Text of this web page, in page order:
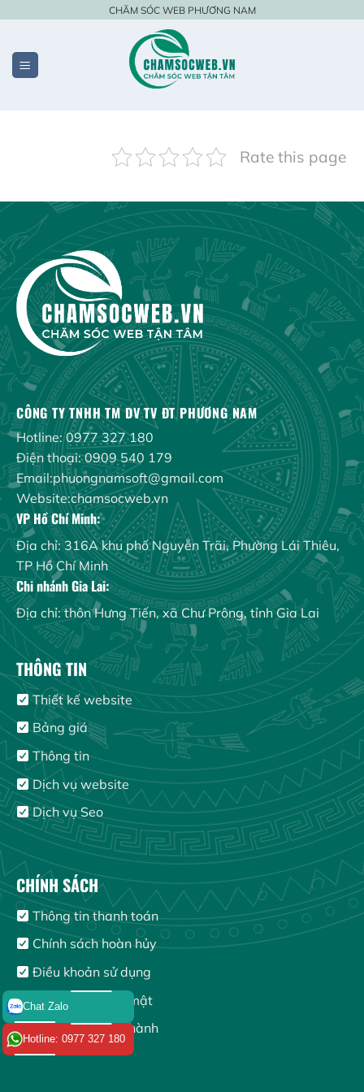
nội
dung
CHĂM SÓC WEB PHƯƠNG NAM
Rate this page
CÔNG TY TNHH TM DV TV ĐT PHƯƠNG NAM
Hotline: 0977 327 180
Điện thoại: 0909 540 179
Email:phuongnamsoft@gmail.com
Website:chamsocweb.vn
VP Hồ Chí Minh:
Địa chỉ: 316A khu phố Nguyễn Trãi, Phường Lái Thiêu,
TP Hồ Chí Minh
Chi nhánh Gia Lai:
Địa chỉ: thôn Hưng Tiến, xã Chư Prông, tỉnh Gia Lai
THÔNG TIN
Thiết kế website
Bảng giá
Thông tin
Dịch vụ website
Dịch vụ Seo
CHÍNH SÁCH
Thông tin thanh toán
Chính sách hoàn hủy
Điều khoản sử dụng
Chính sách bảo mật
Chính sách bảo hành
Chat Zalo
Hotline: 0977 327 180